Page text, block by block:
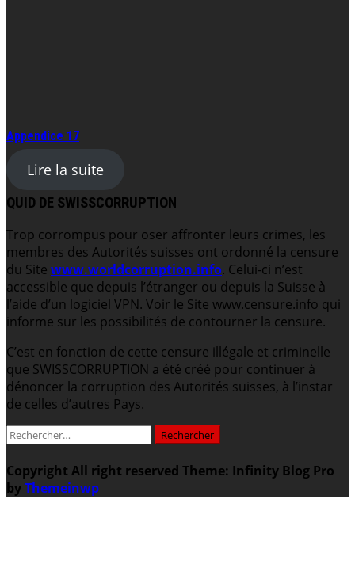
Appendice 17
Lire la suite
QUID DE SWISSCORRUPTION
Trop corrompus pour oser affronter leurs crimes, les
membres des Autorités suisses ont ordonné la censure
du Site www.worldcorruption.info. Celui-ci n’est
accessible que depuis l’étranger ou depuis la Suisse à
l’aide d’un logiciel VPN. Voir le Site www.censure.info qui
informe sur les possibilités de contourner la censure.
C’est en fonction de cette censure illégale et criminelle
que SWISSCORRUPTION a été créé pour continuer à
dénoncer la corruption des Autorités suisses, à l’instar
de celles d’autres Pays.
Rechercher :
Copyright All right reserved Theme: Infinity Blog Pro
byThemeinwp